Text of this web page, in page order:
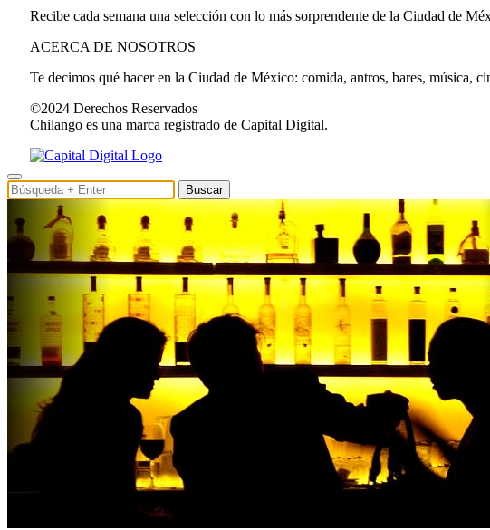
Recibe cada semana una selección con lo más sorprendente de la Ciudad de
ACERCA DE NOSOTROS
Te decimos qué hacer en la Ciudad de México: comida, antros, bares, música,
©2024 Derechos Reservados
Chilango es una marca registrado de Capital Digital.
Buscar